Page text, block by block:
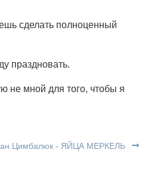
сделать полноценный
праздновать.
не мной для того, чтобы я
Цимбалюк - ЯЙЦА МЕРКЕЛЬ